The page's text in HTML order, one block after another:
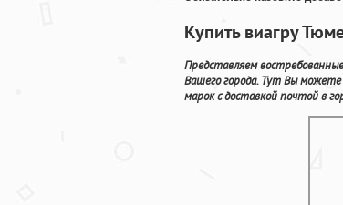
Купить виагру
Представляем
Вашего города. Тут Вы можете
марок с доставкой почтой в